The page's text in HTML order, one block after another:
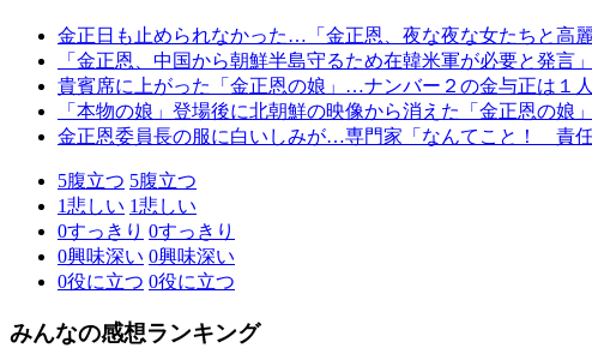
金正日も止められなかった…「金正恩、夜な夜な女たちと高麗
「金正恩、中国から朝鮮半島守るため在韓米軍が必要と発言」
貴賓席に上がった「金正恩の娘」…ナンバー２の金与正は１
「本物の娘」登場後に北朝鮮の映像から消えた「金正恩の娘
金正恩委員長の服に白いしみが…専門家「なんてこと！ 責任
5腹立つ 5腹立つ
1悲しい 1悲しい
0すっきり 0すっきり
0興味深い 0興味深い
0役に立つ 0役に立つ
みんなの感想ランキング